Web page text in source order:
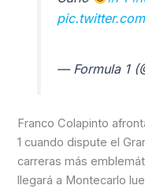
— Formula 1
Franco Colapinto
1 cuando dispute el
carreras más
llegará a Montecarlo